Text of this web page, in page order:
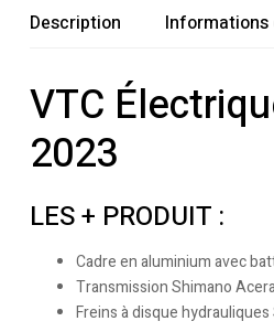
Description
VTC
2023
LES + PRODUIT :
Cadre en aluminium avec
Transmission Shimano
Freins à disque